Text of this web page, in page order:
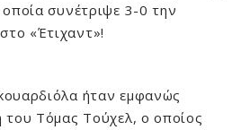
συνέτριψε 3-0 την
«Έτιχαντ»!
ήταν εμφανώς
του Τόμας Τούχελ, ο οποίος